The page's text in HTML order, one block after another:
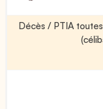
Décès / PTIA